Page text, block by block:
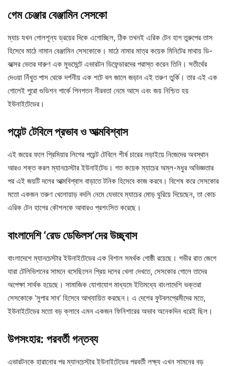
গেম চেঞ্জার বেঞ্জামিন সেসকো
ম্যাচ যখন গোলশূন্য ড্রয়ের দিকে এগোচ্ছিল, ঠিক তখনই এরিক টেন হাগ তুরুপের তাস
হিসেবে মাঠে নামান বেঞ্জামিন সেসকোকে। মাঠে নামার মাত্র কয়েক মিনিটের মাথায় ডি-
বক্সের ভেতর দারুণ এক মুভমেন্টে এভারটন ডিফেন্ডারদের পরাস্ত করেন তিনি। সতীর্থের
দেওয়া নিঁখুত পাস থেকে দর্শনীয় এক শটে বল জালে জড়ান এই তরুণ তুর্কি। তার এই এক
গোলেই পুরো গুডিশন পার্কে পিনপতন নীরবতা নেমে আসে এবং জয় নিশ্চিত হয়
ইউনাইটেডের।
পয়েন্ট টেবিলে প্রভাব ও আত্মবিশ্বাস
এই জয়ের ফলে প্রিমিয়ার লিগের পয়েন্ট টেবিলে শীর্ষ চারের লড়াইয়ে নিজেদের অবস্থান
আরও শক্ত করল ম্যানচেস্টার ইউনাইটেড। গত কয়েক ম্যাচের অম্ল-মধুর অভিজ্ঞতার
পর এই জয়টি দলের আত্মবিশ্বাস বাড়াতে টনিক হিসেবে কাজ করবে। বিশেষ করে সেসকোর
মতো একজন তরুণ খেলোয়াড় বদলি নেমে যেভাবে ম্যাচের মোড় ঘুরিয়ে দিয়েছেন, তা কোচ
এরিক টেন হাগের কৌশলকে আবারও প্রশংসিত করেছে।
বাংলাদেশি ‘রেড ডেভিলস’দের উচ্ছ্বাস
বাংলাদেশে ম্যানচেস্টার ইউনাইটেডের এক বিশাল সমর্থক গোষ্ঠী রয়েছে। গভীর রাত জেগে
যারা টেলিভিশনের সামনে বসেছিলেন প্রিয় দলের খেলা দেখতে, সেসকোর গোলে তাদের
অপেক্ষা সার্থক হয়েছে। সামাজিক যোগাযোগ মাধ্যমে ইতিমধ্যে বাংলাদেশি ভক্তরা
সেসকোকে ‘সুপার সাব’ হিসেবে আখ্যায়িত করছেন। এ দেশের ফুটবলপ্রেমীদের মতে,
ইউনাইটেডের মতো বড় ক্লাবে এমন একজন ফিনিশারের অভাব অনেকদিন ধরেই ছিল।
উপসংহার: পরবর্তী গন্তব্য
এভারটনকে হারানোর পর ম্যানচেস্টার ইউনাইটেডের পরবর্তী লক্ষ্য এখন সামনের বড়